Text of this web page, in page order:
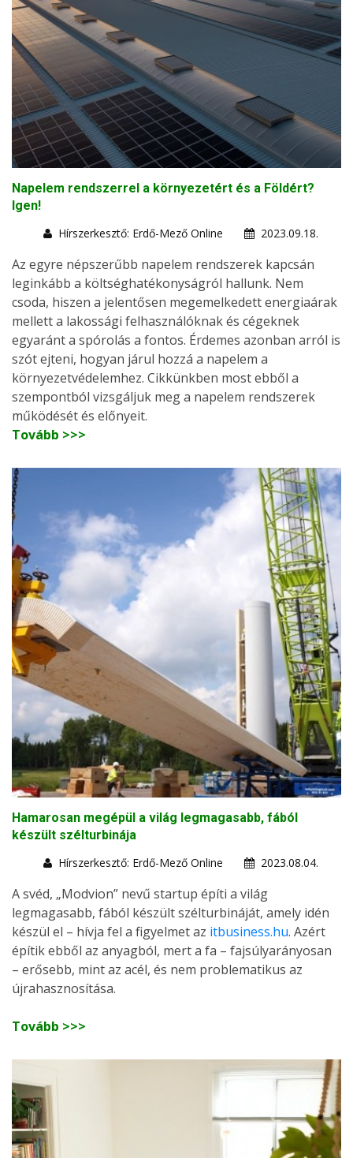
Napelem rendszerrel a környezetért és a Földért?
Igen!
Hírszerkesztő: Erdő-Mező Online
2023.09.18.
Az egyre népszerűbb napelem rendszerek kapcsán
leginkább a költséghatékonyságról hallunk. Nem
csoda, hiszen a jelentősen megemelkedett energiaárak
mellett a lakossági felhasználóknak és cégeknek
egyaránt a spórolás a fontos. Érdemes azonban arról is
szót ejteni, hogyan járul hozzá a napelem a
környezetvédelemhez. Cikkünkben most ebből a
szempontból vizsgáljuk meg a napelem rendszerek
működését és előnyeit.
Tovább >>>
Hamarosan megépül a világ legmagasabb, fából
készült szélturbinája
Hírszerkesztő: Erdő-Mező Online
2023.08.04.
A svéd, „Modvion” nevű startup építi a világ
legmagasabb, fából készült szélturbináját, amely idén
készül el – hívja fel a figyelmet az itbusiness.hu. Azért
építik ebből az anyagból, mert a fa – fajsúlyarányosan
– erősebb, mint az acél, és nem problematikus az
újrahasznosítása.
Tovább >>>